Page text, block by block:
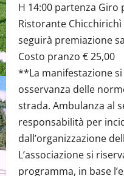
H 14:00 partenza
Ristorante
seguirà premiazione
Costo pranzo € 25,00
**La manifestazione
osservanza delle
strada. Ambulanza al
responsabilità per
dall’organizzazione
L’associazione si
programma, in base